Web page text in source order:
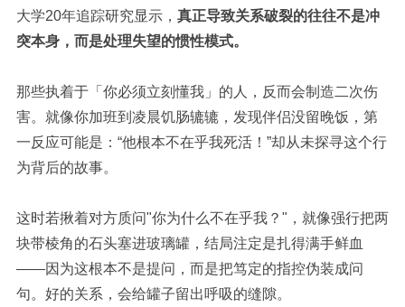
大学20年追踪研究显示， 真正导致关系破裂的往往不是冲
突本身，而是处理失望的惯性模式。
那些执着于「你必须立刻懂我」的人，反而会制造二次伤
害。就像你加班到凌晨饥肠辘辘，发现伴侣没留晚饭，第
一反应可能是： “他根本不在乎我死活！ ”却从未探寻这个行
为背后的故事。
这时若揪着对方质问"你为什么不在乎我？ " ，就像强行把两
块带棱角的石头塞进玻璃罐，结局注定是扎得满手鲜血
——因为这根本不是提问，而是把笃定的指控伪装成问
句。 好的关系，会给罐子留出呼吸的缝隙。